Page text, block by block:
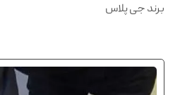
برند جی پلاس